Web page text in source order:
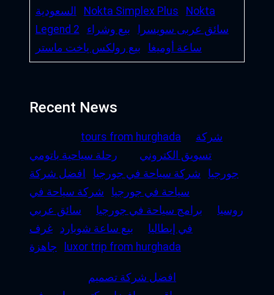
السعودية
Nokta Simplex Plus
Nokta
Legend 2
سائق عربى سويسرا
بيع وشراء
ساعة أوميغا
بيع رولكس ياخت ماستر
Recent News
tours from hurghada
شركة
تسويق الكتروني
رحلة سياحية باتومي
جورجيا
شركة سياحة في جورجيا
افضل شركة
سياحة في جورجيا
شركة سياحة في
روسيا
برامج سياحة في جورجيا
سائق عربي
في إيطاليا
بيع ساعة شوبارد
غرف
جاهزة
luxor trip from hurghada
افضل شركة تصميم